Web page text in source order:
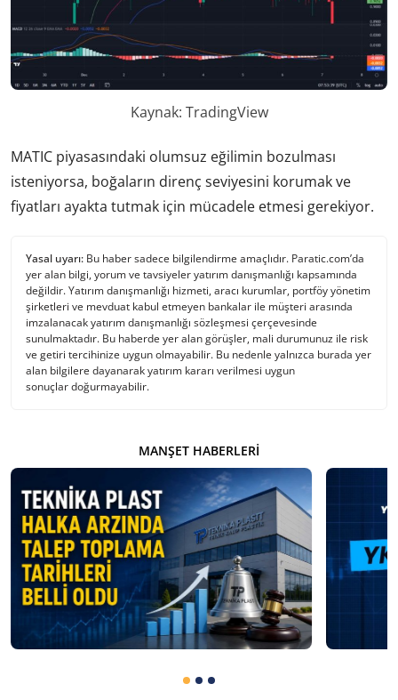
Kaynak: TradingView
MATIC piyasasındaki olumsuz eğilimin bozulması
isteniyorsa, boğaların direnç seviyesini korumak ve
fiyatları ayakta tutmak için mücadele etmesi gerekiyor.
Yasal uyarı: Bu haber sadece bilgilendirme amaçlıdır. Paratic.com’da
yer alan bilgi, yorum ve tavsiyeler yatırım danışmanlığı kapsamında
değildir. Yatırım danışmanlığı hizmeti, aracı kurumlar, portföy yönetim
şirketleri ve mevduat kabul etmeyen bankalar ile müşteri arasında
imzalanacak yatırım danışmanlığı sözleşmesi çerçevesinde
sunulmaktadır. Bu haberde yer alan görüşler, mali durumunuz ile risk
ve getiri tercihinize uygun olmayabilir. Bu nedenle yalnızca burada yer
alan bilgilere dayanarak yatırım kararı verilmesi uygun
sonuçlar doğurmayabilir.
MANŞET HABERLERI